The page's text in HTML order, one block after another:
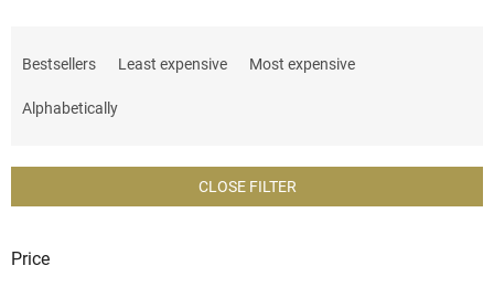
s
r
Bestsellers Least expensive Most expensive
Alphabetically
CLOSE FILTER
Price